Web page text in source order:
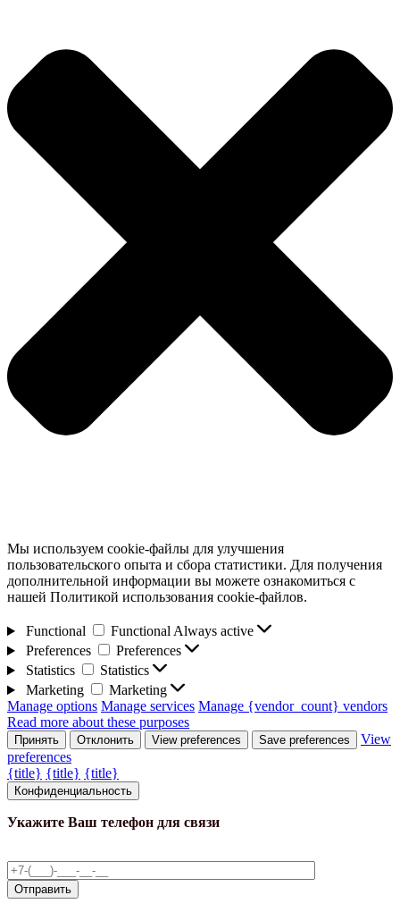
Мы используем cookie-файлы для улучшения
пользовательского опыта и сбора статистики. Для получения
дополнительной информации вы можете ознакомиться с
нашей Политикой использования cookie-файлов.
Functional Functional Always active
Preferences
Preferences
Statistics
Statistics
Marketing
Marketing
Manage options Manage services Manage {vendor_count} vendors
Read more about these purposes
Принять Отклонить View preferences Save preferences
View
preferences
{title} {title} {title}
Конфиденциальность
Укажите Ваш телефон для связи